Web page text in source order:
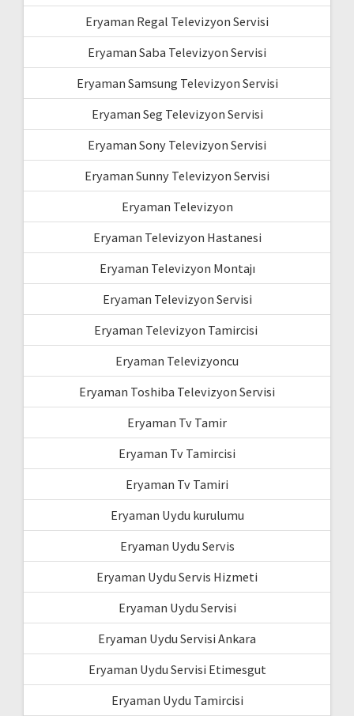
Eryaman Regal Televizyon Servisi
Eryaman Saba Televizyon Servisi
Eryaman Samsung Televizyon Servisi
Eryaman Seg Televizyon Servisi
Eryaman Sony Televizyon Servisi
Eryaman Sunny Televizyon Servisi
Eryaman Televizyon
Eryaman Televizyon Hastanesi
Eryaman Televizyon Montajı
Eryaman Televizyon Servisi
Eryaman Televizyon Tamircisi
Eryaman Televizyoncu
Eryaman Toshiba Televizyon Servisi
Eryaman Tv Tamir
Eryaman Tv Tamircisi
Eryaman Tv Tamiri
Eryaman Uydu kurulumu
Eryaman Uydu Servis
Eryaman Uydu Servis Hizmeti
Eryaman Uydu Servisi
Eryaman Uydu Servisi Ankara
Eryaman Uydu Servisi Etimesgut
Eryaman Uydu Tamircisi